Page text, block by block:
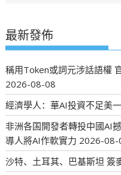
最新發佈
稱用Token或詞元涉話語權
2026-08-08
經濟學人：華AI投資不足美
非洲各国開發者轉投中國AI
導人將AI作軟實力 2026-08-
沙特、土耳其、巴基斯坦 簽